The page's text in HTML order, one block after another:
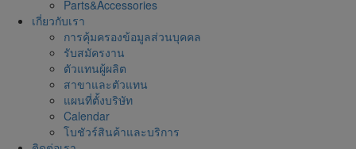
Parts&Accessories
เกี่ยวกับเรา
การคุ้มครองข้อมูลส่วนบุคคล
รับสมัครงาน
ตัวแทนผู้ผลิต
สาขาและตัวแทน
แผนที่ตั้งบริษัท
Calendar
โบชัวร์สินค้าและบริการ